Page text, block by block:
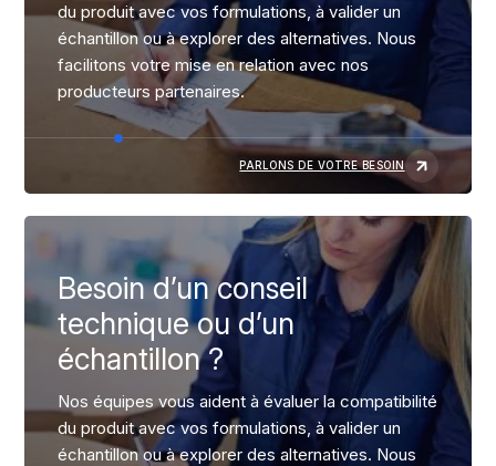
du produit avec vos formulations, à valider un
échantillon ou à explorer des alternatives. Nous
facilitons votre mise en relation avec nos
producteurs partenaires.
PARLONS DE VOTRE BESOIN
Besoin d’un conseil
technique ou d’un
échantillon ?
Nos équipes vous aident à évaluer la compatibilité
du produit avec vos formulations, à valider un
échantillon ou à explorer des alternatives. Nous